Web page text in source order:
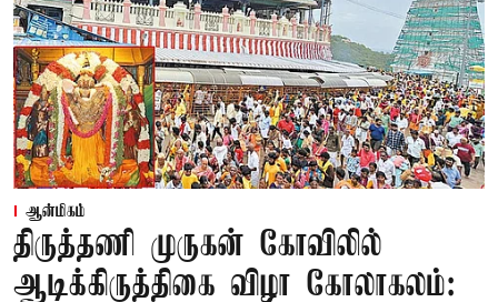
ஆன்மிகம்
திருத்தணி முருகன் கோவிலில்
ஆடிக்கிருத்திகை விழா கோலாகலம்: